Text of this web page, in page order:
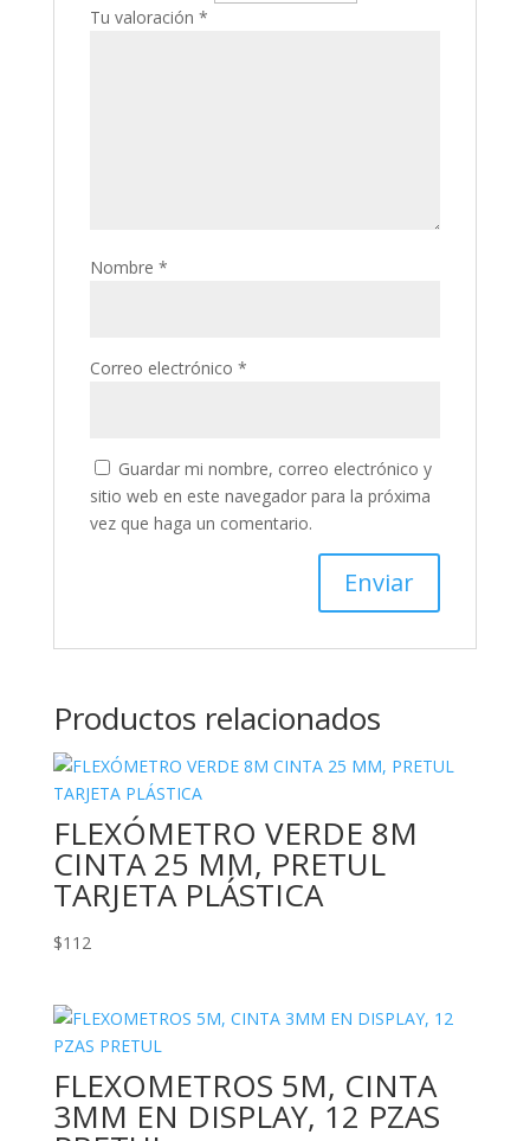
Tu valoración *
Nombre *
Correo electrónico *
Guardar mi nombre, correo electrónico y
sitio web en este navegador para la próxima
vez que haga un comentario.
Productos relacionados
FLEXÓMETRO VERDE 8M
CINTA 25 MM, PRETUL
TARJETA PLÁSTICA
$112
FLEXOMETROS 5M, CINTA
3MM EN DISPLAY, 12 PZAS